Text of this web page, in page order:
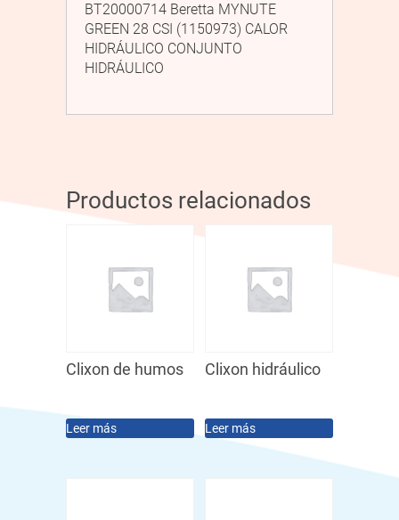
BT20000714 Beretta MYNUTE
GREEN 28 CSI (1150973) CALOR
HIDRÁULICO CONJUNTO
HIDRÁULICO
Productos relacionados
Clixon de humos
Leer más
Clixon hidráulico
Leer más